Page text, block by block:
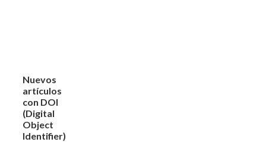
Nuevos
artículos
con DOI
(Digital
Object
Identifier)